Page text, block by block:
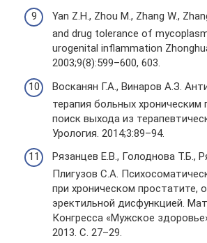
Yan Z.H., Zhou M., Zhang W.,
and drug tolerance of
urogenital inflammation
2003;9(8):599–600, 603.
Восканян Г.А., Винаров А.З.
терапия больных хроническим
поиск выхода из
Урология. 2014;3:89–94.
Рязанцев Е.В., Голоднова Т.Б.,
Плигузов С.А.
при хроническом простатите,
эректильной дисфункцией.
Конгресса «Мужское
2013. C. 27–29.